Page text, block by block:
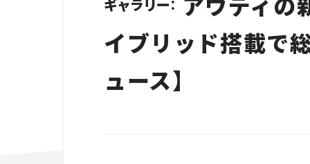
ギャラリー：
イブリッド搭載で
ュース】